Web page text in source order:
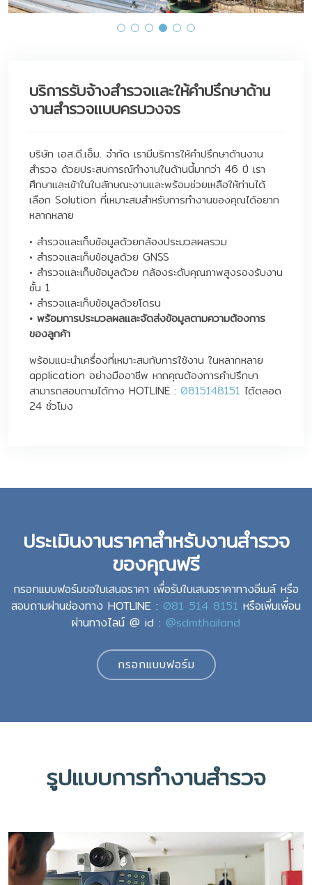
บริการรับจ้างสำรวจและให้คำปรึกษาด้าน
งานสำรวจแบบครบวงจร
บริษัท เอส.ดี.เอ็ม. จำกัด เรามีบริการให้คำปรึกษาด้านงาน
สำรวจ ด้วยประสบการณ์ทำงานในด้านนี้มากว่า 46 ปี เรา
ศึกษาและเข้าในในลักษณะงานและพร้อมช่วยเหลือให้ท่านได้
เลือก Solution ที่เหมาะสมสำหรับการทำงานของคุณได้อยาก
หลากหลาย
• สำรวจและเก็บข้อมูลด้วยกล้องประมวลผลรวม
• สำรวจและเก็บข้อมูลด้วย GNSS
• สำรวจและเก็บข้อมูลด้วย กล้องระดับคุณภาพสูงรองรับงาน
ชั้น 1
• สำรวจและเก็บข้อมูลด้วยโดรน
• พร้อมการประมวลผลและจัดส่งข้อมูลตามความต้องการ
ของลูกค้า
พร้อมแนะนำเครื่องที่เหมาะสมกับการใช้งาน ในหลากหลาย
application อย่างมืออาชีพ หากคุณต้องการคำปรึกษา
สามารถสอบถามได้ทาง HOTLINE : 0815148151 ได้ตลอด
24 ชั่วโมง
ประเมินงานราคาสำหรับงานสำรวจ
ของคุณฟรี
กรอกแบบฟอร์มขอใบเสนอราคา เพื่อรับใบเสนอราคาทางอีเมล์ หรือ
สอบถามผ่านช่องทาง HOTLINE : 081 514 8151 หรือเพิ่มเพื่อน
ผ่านทางไลน์ @ id : @sdmthailand
กรอกแบบฟอร์ม
รูปแบบการทำงานสำรวจ